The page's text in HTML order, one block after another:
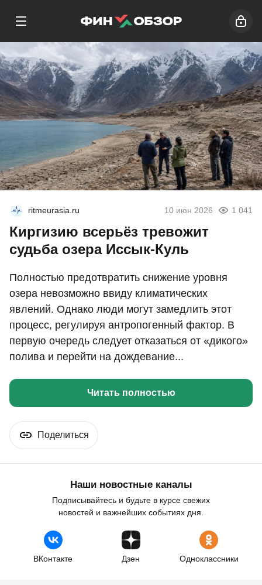
ritmeurasia.ru 10 июн 2026 1 041
Киргизию всерьёз тревожит
судьба озера Иссык-Куль
Полностью предотвратить снижение уровня
озера невозможно ввиду климатических
явлений. Однако люди могут замедлить этот
процесс, регулируя антропогенный фактор. В
первую очередь следует отказаться от «дикого»
полива и перейти на дождевание...
Читать полностью
Поделиться
Наши новостные каналы
Подписывайтесь и будьте в курсе свежих
новостей и важнейших событиях дня.
ВКонтакте Дзен Одноклассники